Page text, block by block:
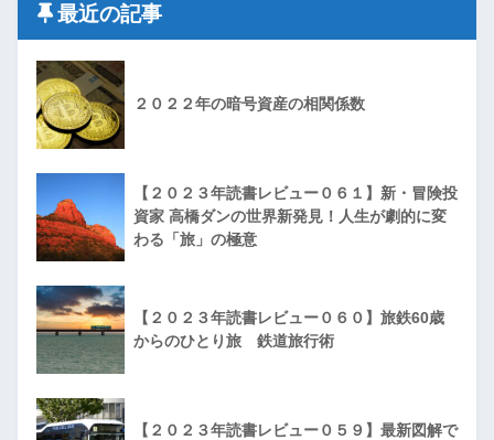
最近の記事
２０２２年の暗号資産の相関係数
【２０２３年読書レビュー０６１】新・冒険投
資家 高橋ダンの世界新発見！人生が劇的に変
わる「旅」の極意
【２０２３年読書レビュー０６０】旅鉄60歳
からのひとり旅 鉄道旅行術
【２０２３年読書レビュー０５９】最新図解で